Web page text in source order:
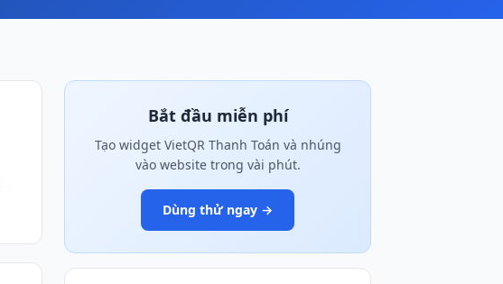
Bắt đầu miễn phí
Tạo widget VietQR Thanh Toán và nhúng
vào website trong vài phút.
Dùng thử ngay →